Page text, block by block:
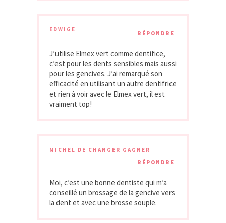
EDWIGE
RÉPONDRE
J’utilise Elmex vert comme dentifice,
c’est pour les dents sensibles mais aussi
pour les gencives. J’ai remarqué son
efficacité en utilisant un autre dentifrice
et rien à voir avec le Elmex vert, il est
vraiment top!
MICHEL DE CHANGER GAGNER
RÉPONDRE
Moi, c’est une bonne dentiste qui m’a
conseillé un brossage de la gencive vers
la dent et avec une brosse souple.